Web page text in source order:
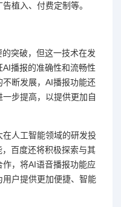
植入、付费定制等。
突破，但这一技术在发
播报的准确性和流畅性
断发展，AI播报功能还
步提高，以提供更加自
人工智能领域的研发投
百度还将积极探索与其
，将AI语音播报功能应
户提供更加便捷、智能